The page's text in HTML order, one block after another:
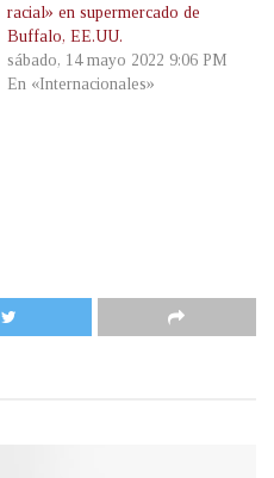
racial» en supermercado de
Buffalo, EE.UU.
sábado, 14 mayo 2022 9:06 PM
En «Internacionales»